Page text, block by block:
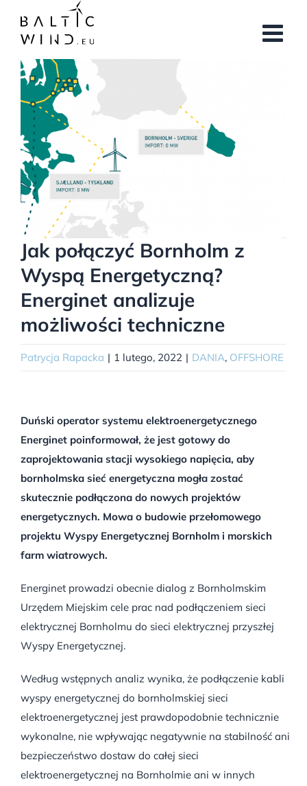
zawartości
Pokaż
większy
obrazek
Jak połączyć Bornholm z
Wyspą Energetyczną?
Energinet analizuje
możliwości techniczne
Patrycja Rapacka | 1 lutego, 2022 | DANIA, OFFSHORE
Duński operator systemu elektroenergetycznego
Energinet poinformował, że jest gotowy do
zaprojektowania stacji wysokiego napięcia, aby
bornholmska sieć energetyczna mogła zostać
skutecznie podłączona do nowych projektów
energetycznych. Mowa o budowie przełomowego
projektu Wyspy Energetycznej Bornholm i morskich
farm wiatrowych.
Energinet prowadzi obecnie dialog z Bornholmskim
Urzędem Miejskim cele prac nad podłączeniem sieci
elektrycznej Bornholmu do sieci elektrycznej przyszłej
Wyspy Energetycznej.
Według wstępnych analiz wynika, że podłączenie kabli
wyspy energetycznej do bornholmskiej sieci
elektroenergetycznej jest prawdopodobnie technicznie
wykonalne, nie wpływając negatywnie na stabilność ani
bezpieczeństwo dostaw do całej sieci
elektroenergetycznej na Bornholmie ani w innych